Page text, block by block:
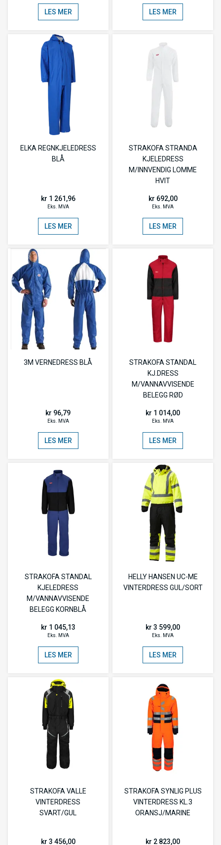
LES MER LES MER
ELKA REGNKJELEDRESS
BLÅ
kr 1 261,96
Eks. MVA
LES MER
STRAKOFA STRANDA
KJELEDRESS
M/INNVENDIG LOMME
HVIT
kr 692,00
Eks. MVA
LES MER
3M VERNEDRESS BLÅ
kr 96,79
Eks. MVA
LES MER
STRAKOFA STANDAL
KJ.DRESS
M/VANNAVVISENDE
BELEGG RØD
kr 1 014,00
Eks. MVA
LES MER
STRAKOFA STANDAL
KJELEDRESS
M/VANNAVVISENDE
BELEGG KORNBLÅ
kr 1 045,13
Eks. MVA
LES MER
HELLY HANSEN UC-ME
VINTERDRESS GUL/SORT
kr 3 599,00
Eks. MVA
LES MER
STRAKOFA VALLE
VINTERDRESS
SVART/GUL
kr 3 456,00
STRAKOFA SYNLIG PLUS
VINTERDRESS KL.3
ORANSJ/MARINE
kr 2 823,00